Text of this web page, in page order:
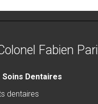
Fabien
Soins Dentaires
dentaires